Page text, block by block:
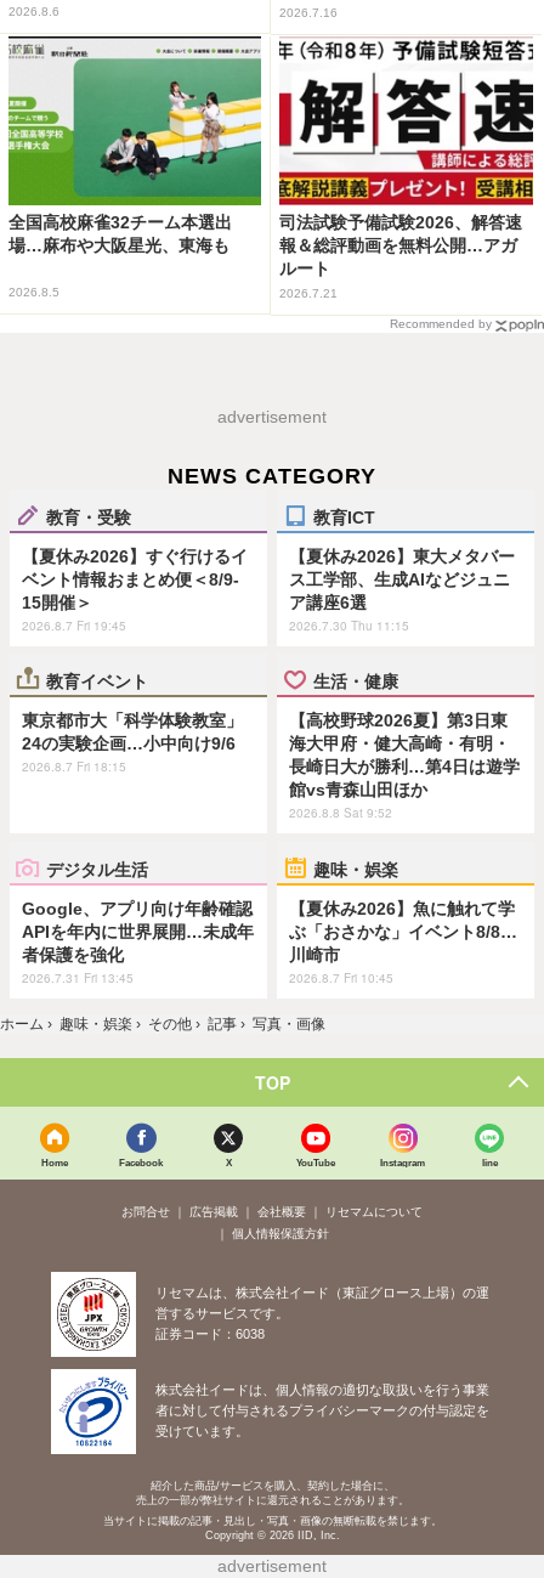
2026.8.6 2026.7.16
全国高校麻雀32チーム本選出
場…麻布や大阪星光、東海も
2026.8.5
司法試験予備試験2026、解答速
報＆総評動画を無料公開…アガ
ルート
2026.7.21
Recommended by
advertisement
NEWS CATEGORY
教育・受験
【夏休み2026】すぐ行けるイ
ベント情報おまとめ便＜8/9-
15開催＞
2026.8.7 Fri 19:45
教育ICT
【夏休み2026】東大メタバー
ス工学部、生成AIなどジュニ
ア講座6選
2026.7.30 Thu 11:15
教育イベント
東京都市大「科学体験教室」
24の実験企画…小中向け9/6
2026.8.7 Fri 18:15
生活・健康
【高校野球2026夏】第3日東
海大甲府・健大高崎・有明・
長崎日大が勝利…第4日は遊学
館vs青森山田ほか
2026.8.8 Sat 9:52
デジタル生活
Google、アプリ向け年齢確認
APIを年内に世界展開…未成年
者保護を強化
2026.7.31 Fri 13:45
趣味・娯楽
【夏休み2026】魚に触れて学
ぶ「おさかな」イベント8/8…
川崎市
2026.8.7 Fri 10:45
ホーム › 趣味・娯楽 › その他 › 記事 › 写真・画像
TOP
Home Facebook X YouTube Instagram line
お問合せ 広告掲載 会社概要
リセマムについて
個人情報保護方針
リセマムは、株式会社イード（東証グロース上場）の運
営するサービスです。
証券コード：6038
株式会社イードは、個人情報の適切な取扱いを行う事業
者に対して付与されるプライバシーマークの付与認定を
受けています。
紹介した商品/サービスを購入、契約した場合に、
売上の一部が弊社サイトに還元されることがあります。
当サイトに掲載の記事・見出し・写真・画像の無断転載を禁じます。
Copyright © 2026 IID, Inc.
advertisement